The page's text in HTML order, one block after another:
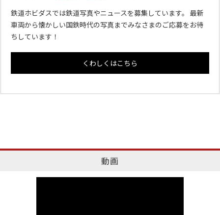
鉄道ホビダスでは鉄道写真やニュースを募集しています。 最新
車両から懐かしい国鉄時代の写真までみなさまのご応募をお待
ちしています！
くわしくはこちら
動画